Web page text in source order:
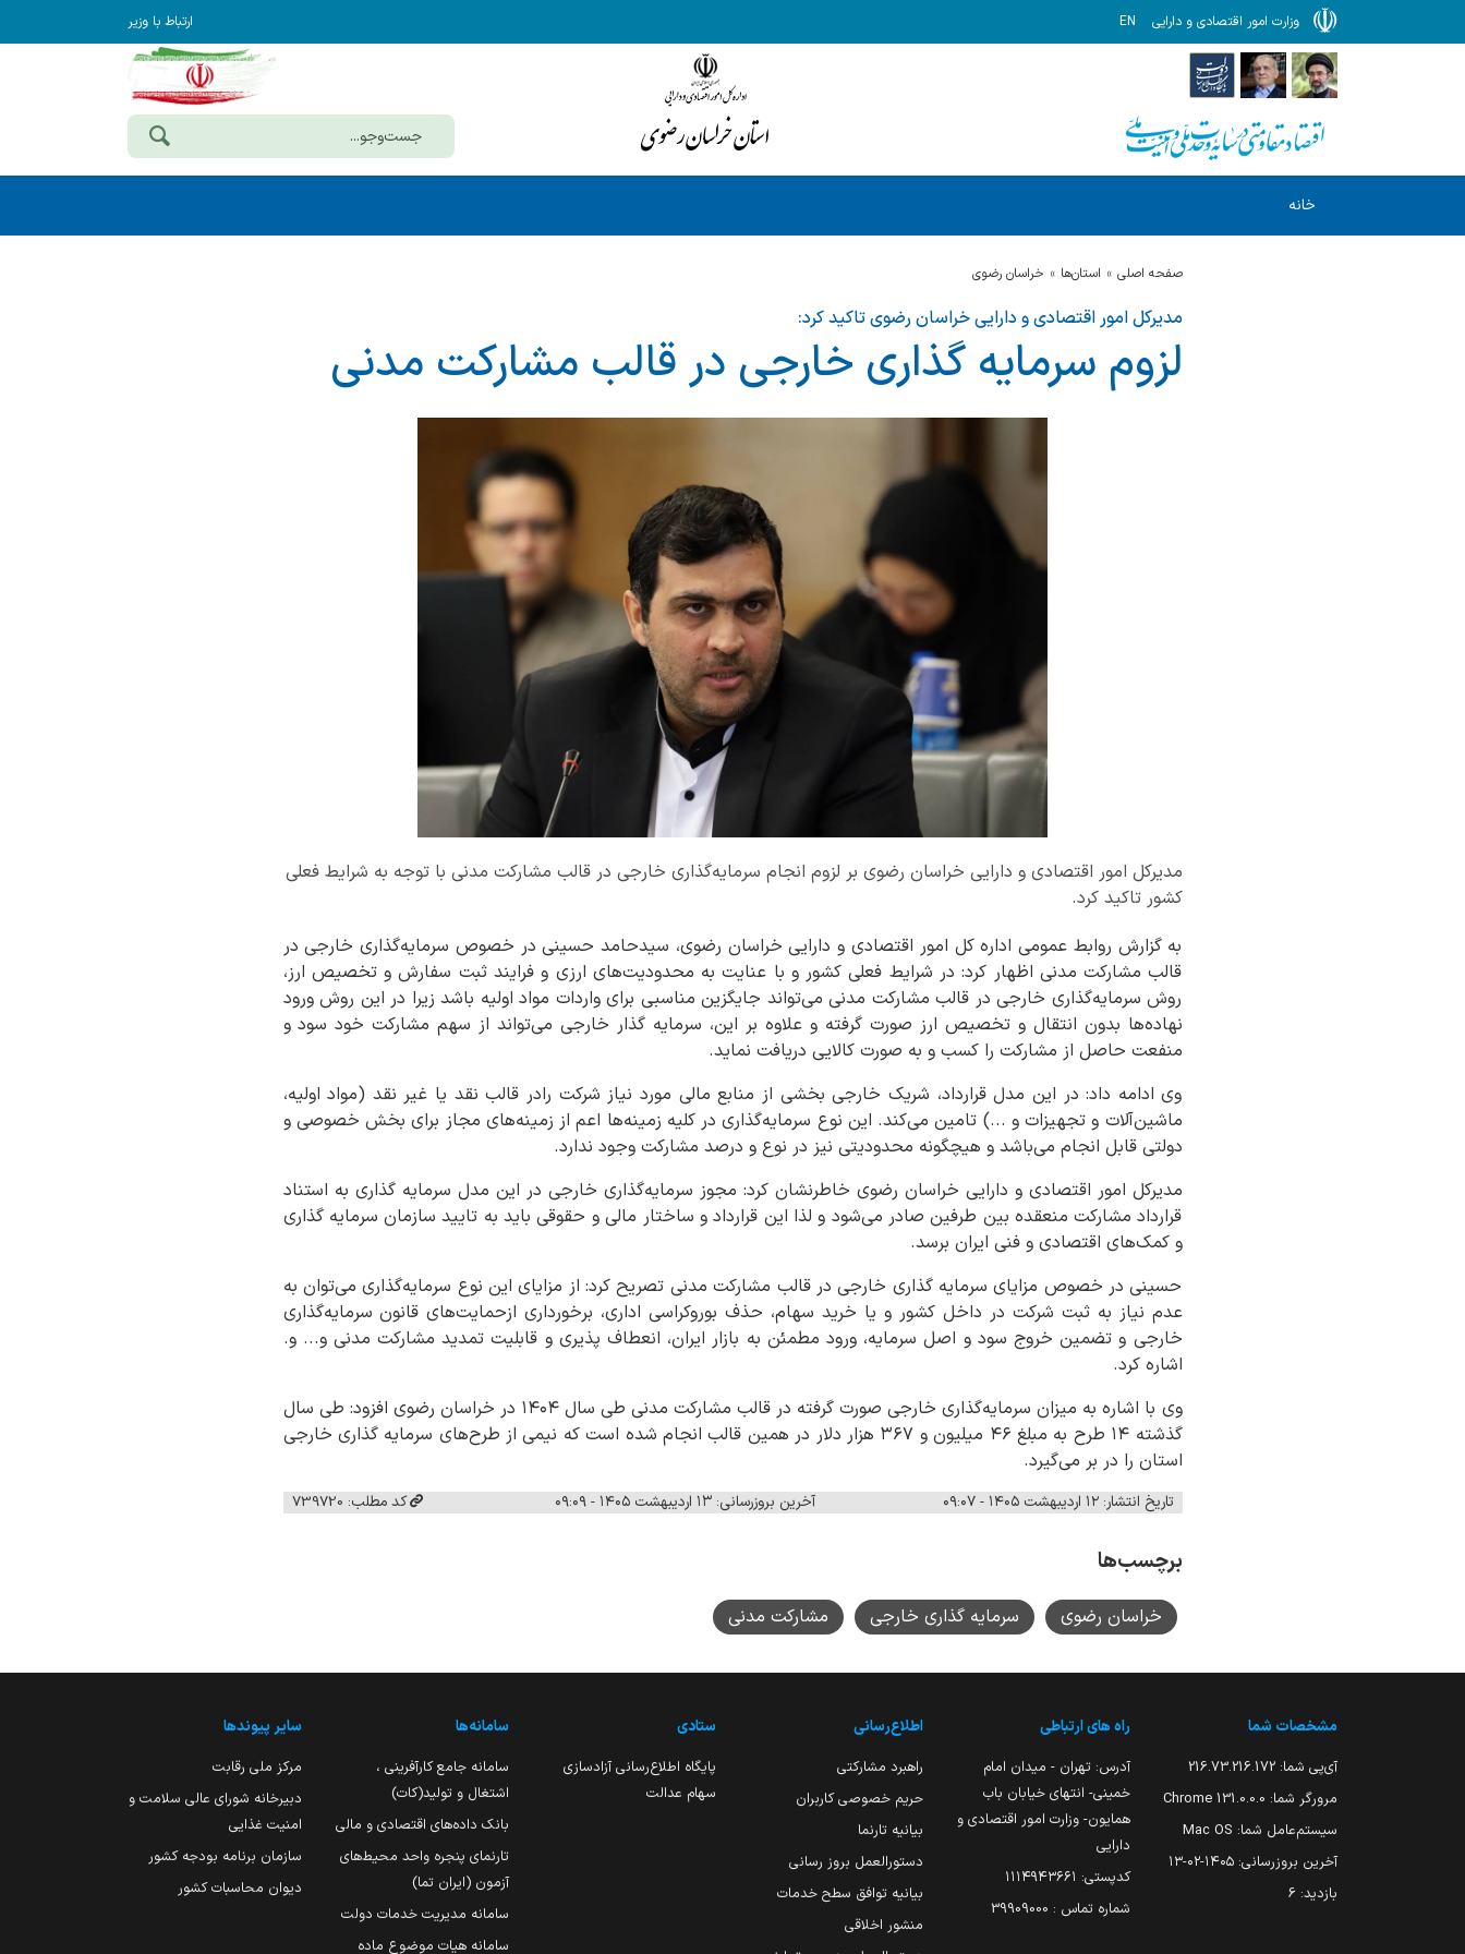
وزارت امور اقتصادی و دارایی EN ارتباط با وزیر
خانه
صفحه اصلی استان‌ها خراسان رضوي
مدیرکل امور اقتصادی و دارایی خراسان رضوی تاکید کرد:
لزوم سرمایه گذاری خارجی در قالب مشارکت مدنی
مدیرکل امور اقتصادی و دارایی خراسان رضوی بر لزوم انجام سرمایه‌گذاری خارجی در قالب مشارکت مدنی با توجه به شرایط فعلی
کشور تاکید کرد.
به گزارش روابط عمومی اداره کل امور اقتصادی و دارایی خراسان رضوی، سیدحامد حسینی در خصوص سرمایه‌گذاری خارجی در
قالب مشارکت مدنی اظهار کرد: در شرایط فعلی کشور و با عنایت به محدودیت‌های ارزی و فرایند ثبت سفارش و تخصیص ارز،
روش سرمایه‌گذاری خارجی در قالب مشارکت مدنی می‌تواند جایگزین مناسبی برای واردات مواد اولیه باشد زیرا در این روش ورود
نهاده‌ها بدون انتقال و تخصیص ارز صورت گرفته و علاوه بر این، سرمایه گذار خارجی می‌تواند از سهم مشارکت خود سود و
منفعت حاصل از مشارکت را کسب و به صورت کالایی دریافت نماید.
وی ادامه داد: در این مدل قرارداد، شریک خارجی بخشی از منابع مالی مورد نیاز شرکت رادر قالب نقد یا غیر نقد (مواد اولیه،
ماشین‌آلات و تجهیزات و ...) تامین می‌کند. این نوع سرمایه‌گذاری در کلیه زمینه‌ها اعم از زمینه‌های مجاز برای بخش خصوصی و
دولتی قابل انجام می‌باشد و هیچگونه محدودیتی نیز در نوع و درصد مشارکت وجود ندارد.
مدیرکل امور اقتصادی و دارایی خراسان رضوی خاطرنشان کرد: مجوز سرمایه‌گذاری خارجی در این مدل سرمایه گذاری به استناد
قرارداد مشارکت منعقده بین طرفین صادر می‌شود و لذا این قرارداد و ساختار مالی و حقوقی باید به تایید سازمان سرمایه گذاری
و کمک‌های اقتصادی و فنی ایران برسد.
حسینی در خصوص مزایای سرمایه گذاری خارجی در قالب مشارکت مدنی تصریح کرد: از مزایای این نوع سرمایه‌گذاری می‌توان به
عدم نیاز به ثبت شرکت در داخل کشور و یا خرید سهام، حذف بوروکراسی اداری، برخورداری ازحمایت‌های قانون سرمایه‌گذاری
خارجی و تضمین خروج سود و اصل سرمایه، ورود مطمئن به بازار ایران، انعطاف پذیری و قابلیت تمدید مشارکت مدنی و... و.
اشاره کرد.
وی با اشاره به میزان سرمایه‌گذاری خارجی صورت گرفته در قالب مشارکت مدنی طی سال ۱۴۰۴ در خراسان رضوی افزود: طی سال
گذشته ۱۴ طرح به مبلغ ۴۶ میلیون و ۳۶۷ هزار دلار در همین قالب انجام شده است که نیمی از طرح‌های سرمایه گذاری خارجی
استان را در بر می‌گیرد.
تاریخ انتشار: ۱۲ اردیبهشت ۱۴۰۵ - ۰۹:۰۷ آخرین بروزرسانی: ۱۳ اردیبهشت ۱۴۰۵ - ۰۹:۰۹ کد مطلب: 739720
برچسب‌ها
خراسان رضوی سرمایه گذاری خارجی مشارکت مدنی
مشخصات شما
آی‌پی شما: 216.73.216.172
مرورگر شما: 131.0.0.0 Chrome
سیستم‌عامل شما: Mac OS
آخرین بروزرسانی: ۱۴۰۵-۰۲-۱۳
بازدید: 6
راه های ارتباطی
آدرس: تهران - میدان امام
خمینی- انتهای خیابان باب
همایون- وزارت امور اقتصادی و
دارایی
کدپستی: ۱۱۱۴۹۴۳۶۶۱
شماره تماس : 39909000
اطلاع‌رسانی
راهبرد مشارکتی
حریم خصوصی کاربران
بیانیه تارنما
دستورالعمل بروز رسانی
بیانیه توافق سطح خدمات
منشور اخلاقی
ستادی
پایگاه اطلاع‌رسانی آزادسازی
سهام عدالت
سامانه‌ها
سامانه جامع کارآفرینی ،
اشتغال و تولید(کات)
بانک داده‌های اقتصادی و مالی
تارنمای پنجره واحد محیط‌های
آزمون (ایران تما)
سامانه مدیریت خدمات دولت
سامانه هیات موضوع ماده
سایر پیوندها
مرکز ملی رقابت
دبیرخانه شورای عالی سلامت و
امنیت غذایی
سازمان برنامه بودجه کشور
دیوان محاسبات کشور